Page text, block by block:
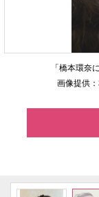
「橋本環奈
画像提供